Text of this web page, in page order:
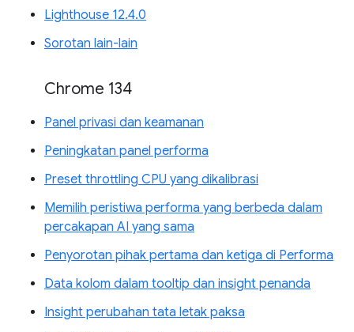
Lighthouse 12.4.0
Sorotan lain-lain
Chrome 134
Panel privasi dan keamanan
Peningkatan panel performa
Preset throttling CPU yang dikalibrasi
Memilih peristiwa performa yang berbeda dalam
percakapan AI yang sama
Penyorotan pihak pertama dan ketiga di Performa
Data kolom dalam tooltip dan insight penanda
Insight perubahan tata letak paksa